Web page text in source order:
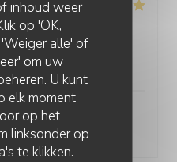
inhoud weer
op 'OK,
alle' of
om uw
U kunt
elk moment
op het
linksonder op
te klikken.
: 5/5 Kwaliteit / Prijs
The staff was